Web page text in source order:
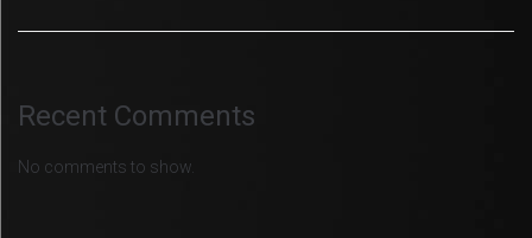
Recent Comments
No comments to show.